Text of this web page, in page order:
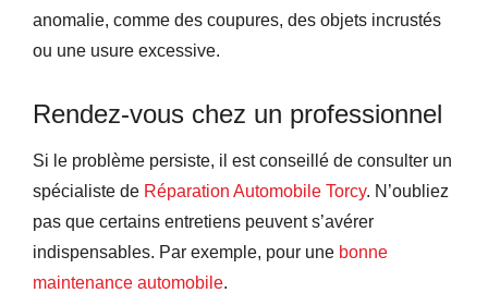
anomalie, comme des coupures, des objets incrustés
ou une usure excessive.
Rendez-vous chez un professionnel
Si le problème persiste, il est conseillé de consulter un
spécialiste de Réparation Automobile Torcy. N’oubliez
pas que certains entretiens peuvent s’avérer
indispensables. Par exemple, pour une bonne
maintenance automobile.